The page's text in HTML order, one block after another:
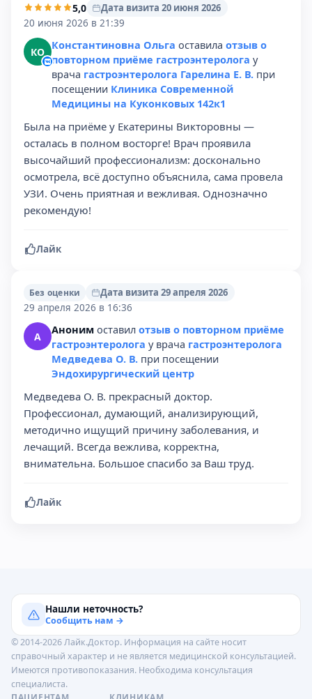
5,0
Дата визита 20 июня 2026
20 июня 2026 в 21:39
КО Константиновна Ольга оставила отзыв о
повторном приёме гастроэнтеролога у
врача гастроэнтеролога Гарелина Е. В. при
посещении Клиника Современной
Медицины на Куконковых 142к1
Была на приёме у Екатерины Викторовны —
осталась в полном восторге! Врач проявила
высочайший профессионализм: досконально
осмотрела, всё доступно объяснила, сама провела
УЗИ. Очень приятная и вежливая. Однозначно
рекомендую!
Лайк
Без оценки
Дата визита 29 апреля 2026
29 апреля 2026 в 16:36
А Аноним оставил отзыв о повторном приёме
гастроэнтеролога у врача гастроэнтеролога
Медведева О. В. при посещении
Эндохирургический центр
Медведева О. В. прекрасный доктор.
Профессионал, думающий, анализирующий,
методично ищущий причину заболевания, и
лечащий. Всегда вежлива, корректна,
внимательна. Большое спасибо за Ваш труд.
Лайк
Нашли неточность?
Сообщить нам →
© 2014-2026 Лайк.Доктор. Информация на сайте носит
справочный характер и не является медицинской консультацией.
Имеются противопоказания. Необходима консультация
специалиста.